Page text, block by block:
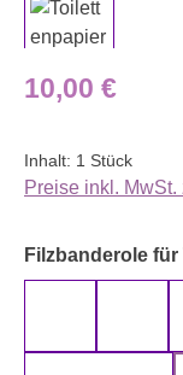
Regulärer Preis:
10,00 €
Inhalt: 1 Stück
Preise inkl.
Filzbanderole
5-Lagig ichAlter